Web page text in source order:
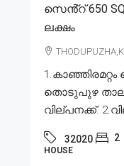
സെൻ്റ് 650
ലക്ഷം
തൊടുപുഴ
വില്പനക്ക്.
32020 2
HOUSE